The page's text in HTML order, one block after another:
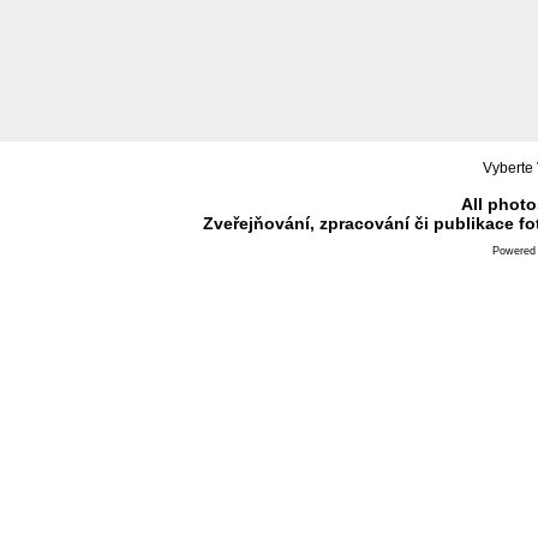
Vyberte
All
Zveřejňování, zpracování či publikace